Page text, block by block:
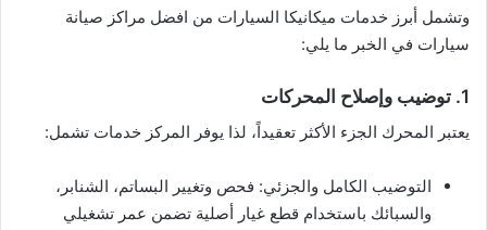
وتشمل أبرز خدمات ميكانيكا السيارات من افضل مراكز صيانة
سيارات في الخبر ما يلي:
1. توضيب وإصلاح المحركات
يعتبر المحرك الجزء الأكثر تعقيداً، لذا يوفر المركز خدمات تشمل:
التوضيب الكامل والجزئي: فحص وتغيير البساتم، الشنابر،
والسبائك باستخدام قطع غيار أصلية تضمن عمر تشغيلي